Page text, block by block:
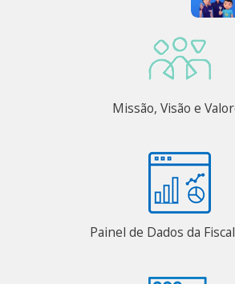
Missão, Visão e
Painel de Dados da